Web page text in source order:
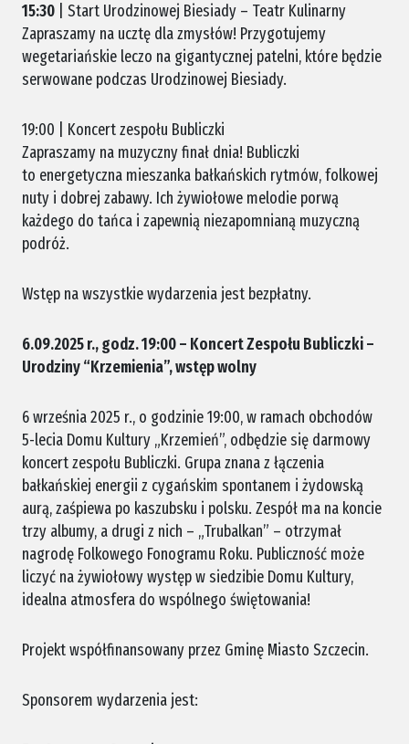
15:30 | Start Urodzinowej Biesiady – Teatr Kulinarny
Zapraszamy na ucztę dla zmysłów! Przygotujemy
wegetariańskie leczo na gigantycznej patelni, które będzie
serwowane podczas Urodzinowej Biesiady.
19:00 | Koncert zespołu Bubliczki
Zapraszamy na muzyczny finał dnia! Bubliczki
to energetyczna mieszanka bałkańskich rytmów, folkowej
nuty i dobrej zabawy. Ich żywiołowe melodie porwą
każdego do tańca i zapewnią niezapomnianą muzyczną
podróż.
Wstęp na wszystkie wydarzenia jest bezpłatny.
6.09.2025 r., godz. 19:00 – Koncert Zespołu Bubliczki –
Urodziny “Krzemienia”, wstęp wolny
6 września 2025 r., o godzinie 19:00, w ramach obchodów
5-lecia Domu Kultury „Krzemień”, odbędzie się darmowy
koncert zespołu Bubliczki. Grupa znana z łączenia
bałkańskiej energii z cygańskim spontanem i żydowską
aurą, zaśpiewa po kaszubsku i polsku. Zespół ma na koncie
trzy albumy, a drugi z nich – „Trubalkan” – otrzymał
nagrodę Folkowego Fonogramu Roku. Publiczność może
liczyć na żywiołowy występ w siedzibie Domu Kultury,
idealna atmosfera do wspólnego świętowania!
Projekt współfinansowany przez Gminę Miasto Szczecin.
Sponsorem wydarzenia jest: